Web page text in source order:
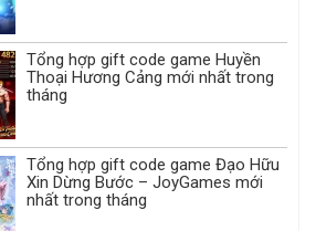
Tổng hợp gift code game Huyền
Thoại Hương Cảng mới nhất trong
tháng
Tổng hợp gift code game Đạo Hữu
Xin Dừng Bước – JoyGames mới
nhất trong tháng